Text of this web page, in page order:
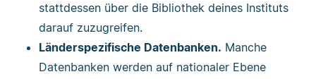
stattdessen über die Bibliothek deines Instituts
darauf zuzugreifen.
Länderspezifische Datenbanken. Manche
Datenbanken werden auf nationaler Ebene